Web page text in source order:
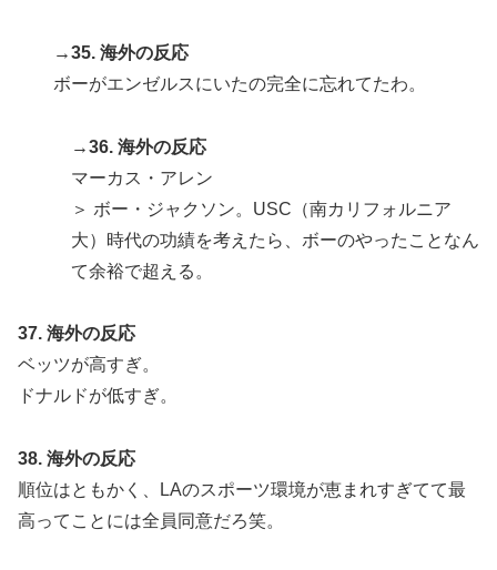
→35. 海外の反応
ボーがエンゼルスにいたの完全に忘れてたわ。
→36. 海外の反応
マーカス・アレン
＞ ボー・ジャクソン。USC（南カリフォルニア
大）時代の功績を考えたら、ボーのやったことなん
て余裕で超える。
37. 海外の反応
ベッツが高すぎ。
ドナルドが低すぎ。
38. 海外の反応
順位はともかく、LAのスポーツ環境が恵まれすぎてて最
高ってことには全員同意だろ笑。